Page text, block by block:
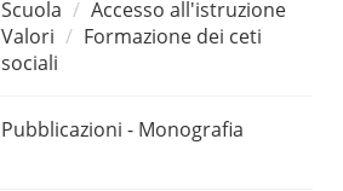
Scuola
Accesso all'istruzione
Valori
Formazione dei ceti
sociali
Pubblicazioni - Monografia